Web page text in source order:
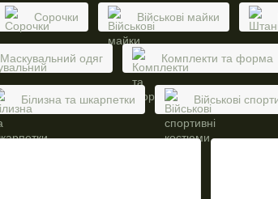
Сорочки Військові майки
Маскувальний одяг Комплекти та форма
Білизна та шкарпетки Військові